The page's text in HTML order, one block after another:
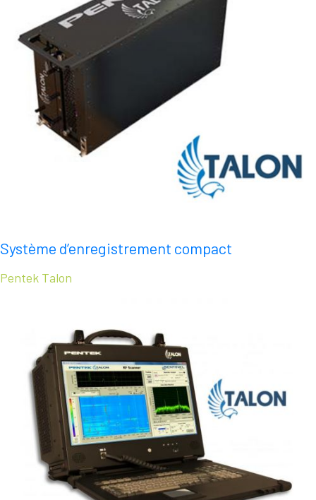
Système d’enregistrement compact
Pentek Talon